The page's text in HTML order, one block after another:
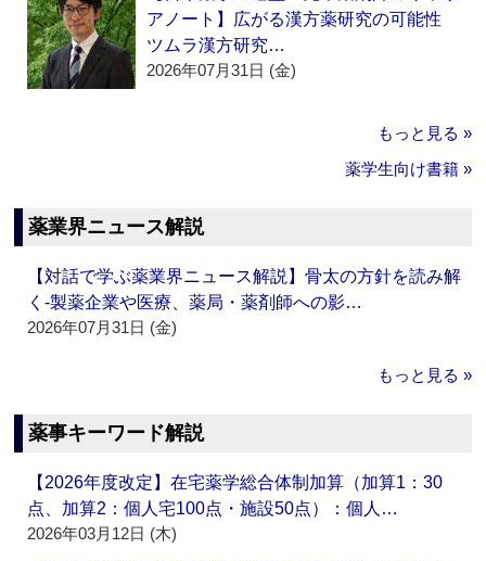
アノート】広がる漢方薬研究の可能性
ツムラ漢方研究…
2026年07月31日 (金)
もっと見る »
薬学生向け書籍 »
薬業界ニュース解説
【対話で学ぶ薬業界ニュース解説】骨太の方針を読み解
く‐製薬企業や医療、薬局・薬剤師への影…
2026年07月31日 (金)
もっと見る »
薬事キーワード解説
【2026年度改定】在宅薬学総合体制加算（加算1：30
点、加算2：個人宅100点・施設50点）：個人…
2026年03月12日 (木)